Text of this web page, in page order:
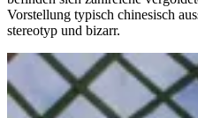
Vorstellung typisch chinesisch
stereotyp und bizarr.